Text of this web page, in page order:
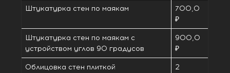
Штукатурка стен по маякам
700,0
₽
Штукатурка стен по маякам с
устройством углов 90 градусов
900,0
₽
Облицовка стен плиткой
2